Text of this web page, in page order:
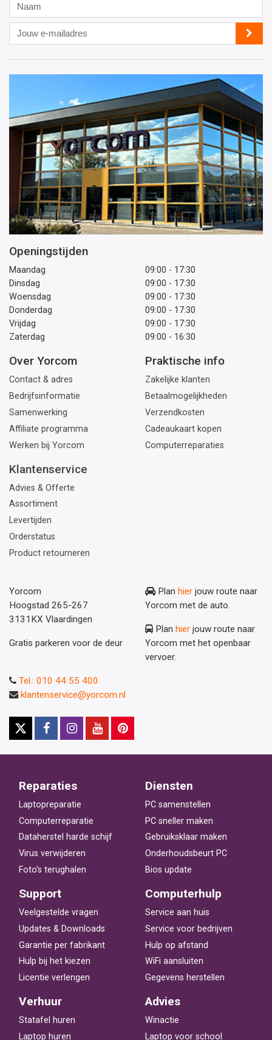
Jouw
e-
mailadres
Openingstijden
Maandag
09:00 - 17:30
Dinsdag
09:00 - 17:30
Woensdag
09:00 - 17:30
Donderdag
09:00 - 17:30
Vrijdag
09:00 - 17:30
Zaterdag
09:00 - 16:30
Over Yorcom
Contact & adres
Bedrijfsinformatie
Samenwerking
Affiliate programma
Werken bij Yorcom
Praktische info
Zakelijke klanten
Betaalmogelijkheden
Verzendkosten
Cadeaukaart kopen
Computerreparaties
Klantenservice
Advies & Offerte
Assortiment
Levertijden
Orderstatus
Product retourneren
Yorcom
Hoogstad 265-267
3131KX Vlaardingen
Gratis parkeren voor de deur
Plan hier jouw route naar
Yorcom met de auto.
Plan hier jouw route naar
Yorcom met het openbaar
vervoer.
Tel.: 010 44 55 400
klantenservice@yorcom.nl
Reparaties
Laptopreparatie
Computerreparatie
Dataherstel harde schijf
Virus verwijderen
Foto's terughalen
Diensten
PC samenstellen
PC sneller maken
Gebruiksklaar maken
Onderhoudsbeurt PC
Bios update
Support
Veelgestelde vragen
Updates & Downloads
Garantie per fabrikant
Hulp bij het kiezen
Licentie verlengen
Computerhulp
Service aan huis
Service voor bedrijven
Hulp op afstand
WiFi aansluiten
Gegevens herstellen
Verhuur
Statafel huren
Laptop huren
Advies
Winactie
Laptop voor school